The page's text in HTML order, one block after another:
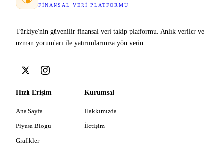
FINANSAL VERI PLATFORMU
Türkiye'nin güvenilir finansal veri takip platformu. Anlık veriler ve
uzman yorumları ile yatırımlarınıza yön verin.
Hızlı Erişim
Ana Sayfa
Piyasa Blogu
Grafikler
Kurumsal
Hakkımızda
İletişim